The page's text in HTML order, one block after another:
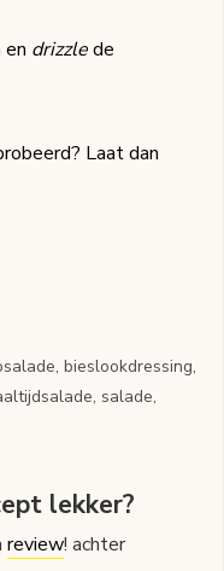
drizzlede
Laat dan
bieslookdressing,
salade,
lekker?
review! achter